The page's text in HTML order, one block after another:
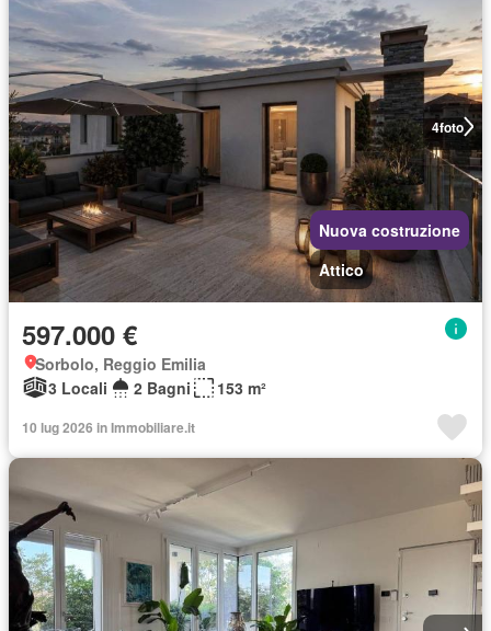
4foto
Nuova costruzione
Attico
597.000 €
Sorbolo, Reggio Emilia
3 Locali
2 Bagni 153 m²
10 lug 2026 in Immobiliare.it